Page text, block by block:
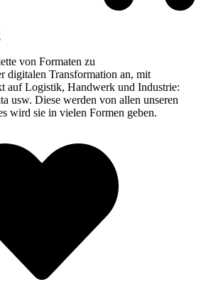
von Formaten zu
digitalen Transformation an, mit
auf Logistik, Handwerk und Industrie:
usw. Diese werden von allen unseren
wird sie in vielen Formen geben.